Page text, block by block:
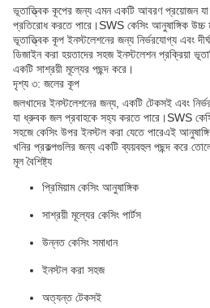
ভূতাত্ত্বিক কূপের জন্য এমন একটি আবরণ প্রয়োজন যা
প্রতিরোধ করতে পারে।SWS কেসিং আনুষাঙ্গিক উচ্চ
ভূতাত্ত্বিক কূপ ইনস্টলেশনের জন্য নির্ভরযোগ্য এবং
ডিজাইন করা হয়তাদের সহজ ইনস্টলেশন প্রক্রিয়া
একটি সাশ্রয়ী মূল্যের পছন্দ করে।
দৃশ্য ৩: জলের কূপ
জলখাদের ইনস্টলেশনের জন্য, একটি টেকসই এবং
যা ধ্রুবক জল প্রবাহকে সহ্য করতে পারে।SWS
সহজে কেসিং উপর ইনস্টল করা যেতে পারেএই
খনির প্রকল্পগুলির জন্য একটি ব্যয়বহুল পছন্দ করে
মূল বৈশিষ্ট্য
প্রিমিয়াম কেসিং আনুষাঙ্গিক
সাশ্রয়ী মূল্যের কেসিং পার্টস
উন্নত কেসিং সমাধান
ইনস্টল করা সহজ
অত্যন্ত টেকসই